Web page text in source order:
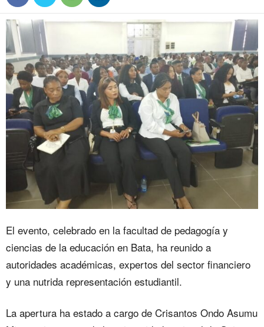
El evento, celebrado en la facultad de pedagogía y
ciencias de la educación en Bata, ha reunido a
autoridades académicas, expertos del sector financiero
y una nutrida representación estudiantil.
La apertura ha estado a cargo de Crisantos Ondo Asumu